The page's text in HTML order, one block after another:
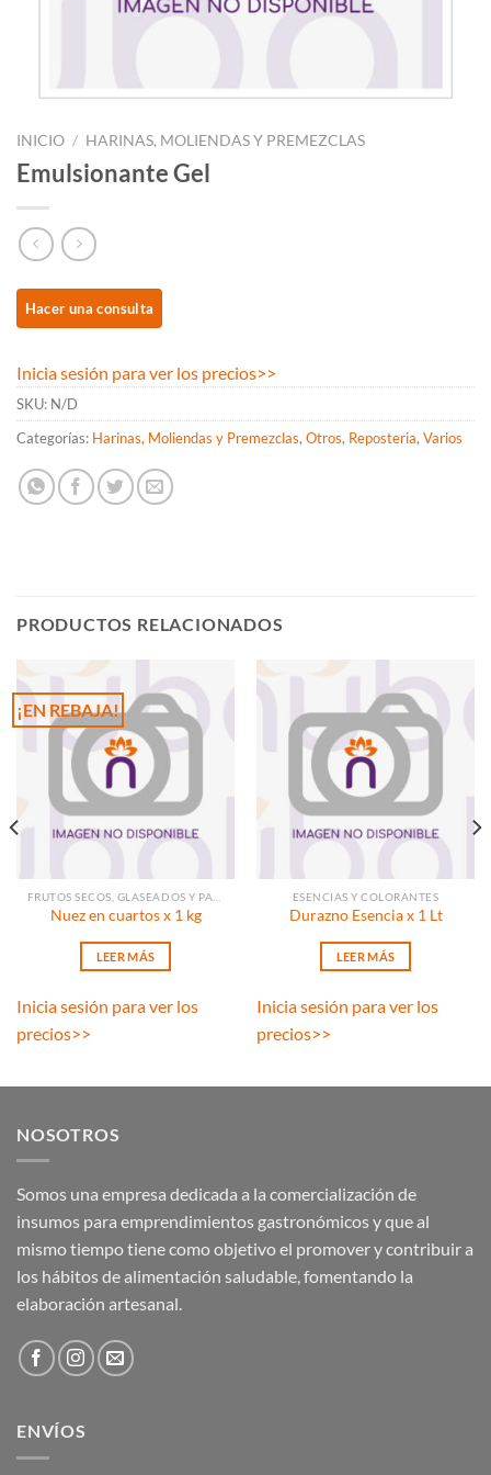
INICIO / HARINAS, MOLIENDAS Y PREMEZCLAS
Emulsionante Gel
Inicia sesión para ver los precios>>
SKU: N/D
Categorías: Harinas, Moliendas y Premezclas, Otros, Reposteria, Varios
PRODUCTOS RELACIONADOS
¡EN REBAJA!
Nuez en cuartos x 1 kg
LEER MÁS
Inicia sesión para ver los
precios>>
ESENCIAS Y COLORANTES
Durazno Esencia x 1 Lt
LEER MÁS
Inicia sesión para ver los
precios>>
NOSOTROS
Somos una empresa dedicada a la comercialización de
insumos para emprendimientos gastronómicos y que al
mismo tiempo tiene como objetivo el promover y contribuir a
los hábitos de alimentación saludable, fomentando la
elaboración artesanal.
ENVÍOS